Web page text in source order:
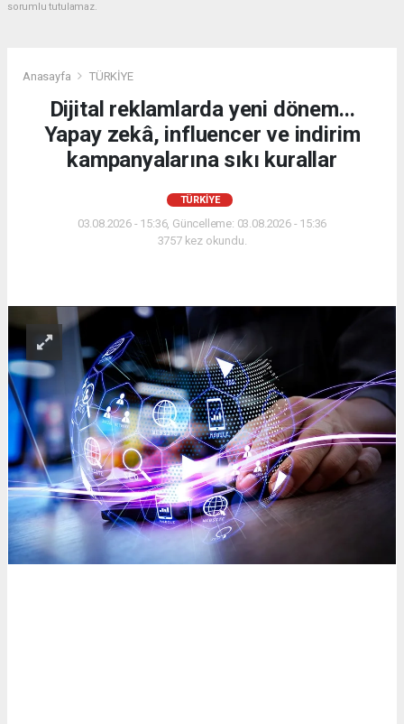
sorumlu tutulamaz.
Anasayfa TÜRKİYE
Dijital reklamlarda yeni dönem...
Yapay zekâ, influencer ve indirim
kampanyalarına sıkı kurallar
TÜRKİYE
03.08.2026 - 15:36, Güncelleme: 03.08.2026 - 15:36
3757 kez okundu.